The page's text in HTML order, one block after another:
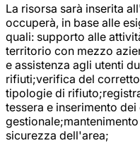
La risorsa sarà inserita
occuperà, in base alle
quali: supporto alle
territorio con mezzo
e assistenza agli utenti
rifiuti;verifica del
tipologie di
tessera e inserimento
sicurezza dell'area;